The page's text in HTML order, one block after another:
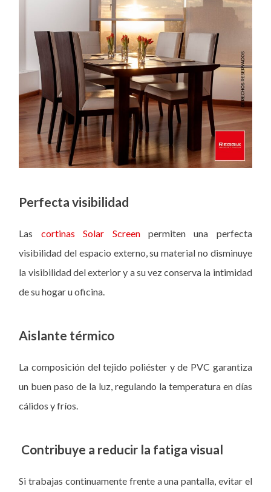
Perfecta visibilidad
Las cortinas Solar Screenpermiten una perfecta
visibilidad del espacio externo, su material no disminuye
la visibilidad del exterior y a su vez conserva la intimidad
de su hogar u oficina.
Aislante térmico
La composición del tejido poliéster y de PVC garantiza
un buen paso de la luz, regulando la temperatura en días
cálidos y fríos.
Contribuye a reducir la fatiga visual
Si trabajas continuamente frente a una pantalla, evitar el